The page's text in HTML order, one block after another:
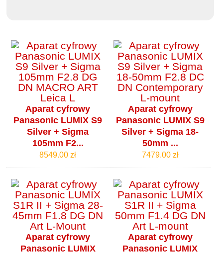
Aparat cyfrowy
Panasonic LUMIX S9
Silver + Sigma
105mm F2...
8549.00 zł
Aparat cyfrowy
Panasonic LUMIX S9
Silver + Sigma 18-
50mm ...
7479.00 zł
Aparat cyfrowy
Panasonic LUMIX
Aparat cyfrowy
Panasonic LUMIX